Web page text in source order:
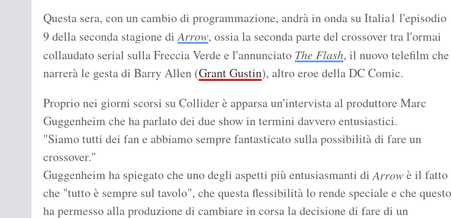
Questa sera, con un cambio di programmazione, andrà in onda su Italia1 l'episodio
9 della seconda stagione diArrow, ossia la seconda parte del crossover tra l'ormai
collaudato serial sulla Freccia Verde e l'annunciato The Flash, il nuovo telefilm che
narrerà le gesta di Barry Allen (Grant Gustin), altro eroe della DC Comic.
Proprio nei giorni scorsi su Collider è apparsa un'intervista al produttore Marc
Guggenheim che ha parlato dei due show in termini davvero entusiastici.
"Siamo tutti dei fan e abbiamo sempre fantasticato sulla possibilità di fare un
crossover."
Guggenheim ha spiegato che uno degli aspetti più entusiasmanti di Arrowè il fatto
che "tutto è sempre sul tavolo", che questa flessibilità lo rende speciale e che questo
ha permesso alla produzione di cambiare in corsa la decisione di fare di un